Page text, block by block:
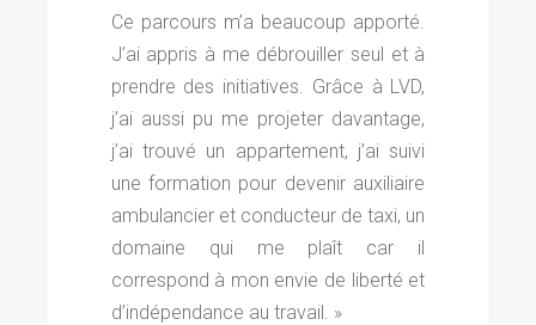
Ce parcours m’a beaucoup apporté.
J’ai appris à me débrouiller seul et à
prendre des initiatives. Grâce à LVD,
j’ai aussi pu me projeter davantage,
j’ai trouvé un appartement, j’ai suivi
une formation pour devenir auxiliaire
ambulancier et conducteur de taxi, un
domaine qui me plaît car il
correspond à mon envie de liberté et
d’indépendance au travail. »